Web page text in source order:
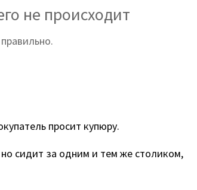
не происходит
просит купюру.
сидит за одним и тем же столиком,